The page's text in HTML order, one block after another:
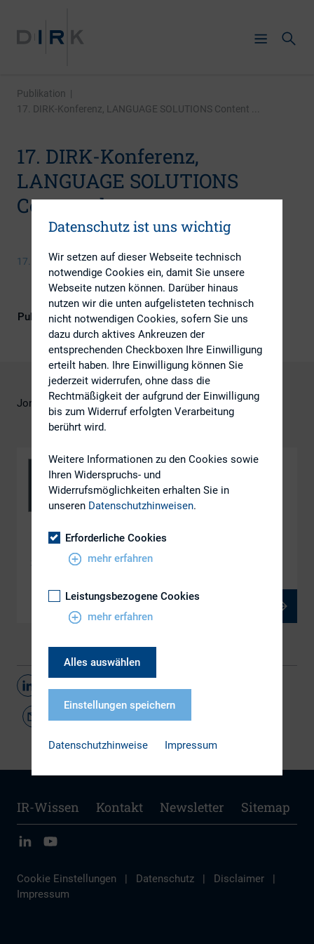
Publikation |
17. DIRK-Konferenz, LANGUAGE SOLUTIONS Content ...
17. DIRK-Konferenz,
LANGUAGE SOLUTIONS
Content that connects
17. Juni 2014
Publikationsform DIRK-Publikationen
Jonathan Cardy
DOWNLOAD
3-2_Cardy_RRDonnelley
IR-Wissen Kontakt Newsletter Sitemap
Cookie Einstellungen Datenschutz Disclaimer
Impressum
Datenschutz ist uns wichtig
Wir setzen auf dieser Webseite technisch
notwendige Cookies ein, damit Sie unsere
Webseite nutzen können. Darüber hinaus
nutzen wir die unten aufgelisteten technisch
nicht notwendigen Cookies, sofern Sie uns
dazu durch aktives Ankreuzen der
entsprechenden Checkboxen Ihre Einwilligung
erteilt haben. Ihre Einwilligung können Sie
jederzeit widerrufen, ohne dass die
Rechtmäßigkeit der aufgrund der Einwilligung
bis zum Widerruf erfolgten Verarbeitung
berührt wird.
Weitere Informationen zu den Cookies sowie
Ihren Widerspruchs- und
Widerrufsmöglichkeiten erhalten Sie in
unseren Datenschutzhinweisen.
Erforderliche Cookies
mehr erfahren
Leistungsbezogene Cookies
mehr erfahren
Alles auswählen
Einstellungen speichern
Datenschutzhinweise Impressum